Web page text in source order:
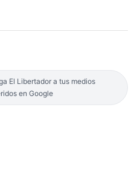
El Libertador a tus medios
en Google